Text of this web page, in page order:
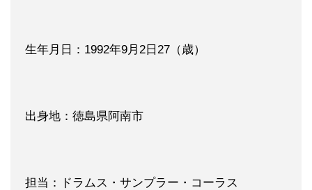
生年月日：1992年9月2日27（歳）
出身地：徳島県阿南市
担当：ドラムス・サンプラー・コーラス